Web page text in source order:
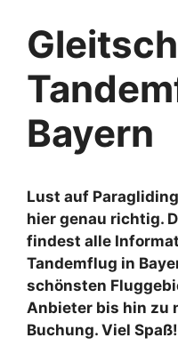
Bayern
Lust auf
hier genau richtig.
findest alle
Tandemflug in
schönsten
Anbieter bis hin zu
Buchung. Viel Spaß!